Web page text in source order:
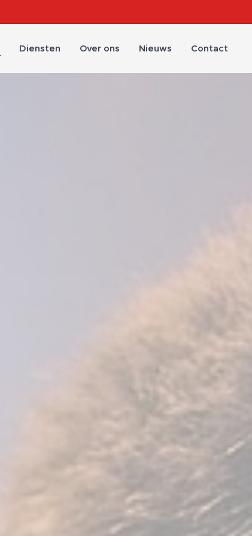
Diensten Over ons Nieuws Contact